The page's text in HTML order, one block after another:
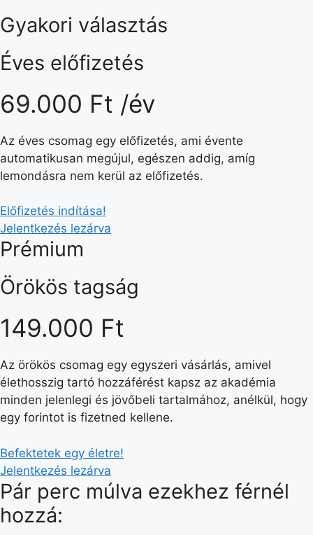
Gyakori választás
Éves előfizetés
69.000 Ft /év
Az éves csomag egy előfizetés, ami évente
automatikusan megújul, egészen addig, amíg
lemondásra nem kerül az előfizetés.
Előfizetés indítása!
Jelentkezés lezárva
Prémium
Örökös tagság
149.000 Ft
Az örökös csomag egy egyszeri vásárlás, amivel
élethosszig tartó hozzáférést kapsz az akadémia
minden jelenlegi és jövőbeli tartalmához, anélkül, hogy
egy forintot is fizetned kellene.
Befektetek egy életre!
Jelentkezés lezárva
Pár perc múlva ezekhez férnél
hozzá: